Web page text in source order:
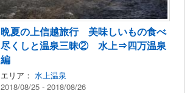
晩夏の上信越旅行 美味しいもの食べ
尽くしと温泉三昧② 水上⇒四万温泉
編
エリア： 水上温泉
2018/08/25 - 2018/08/26